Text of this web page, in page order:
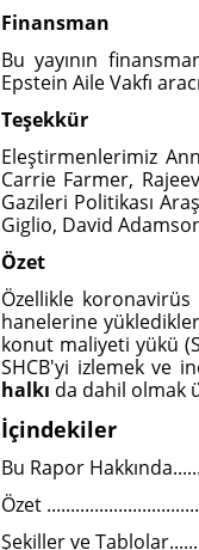
Finansman
Bu yayının
Epstein Aile Vakfı
Teşekkür
Eleştirmenlerimiz
Carrie Farmer,
Gazileri Politikası
Giglio, David
Özet
Özellikle koronavirüs
hanelerine
konut maliyeti yükü
SHCB'yi izlemek ve
halkı da dahil olmak
İçindekiler
Bu Rapor
Özet
Şekiller ve